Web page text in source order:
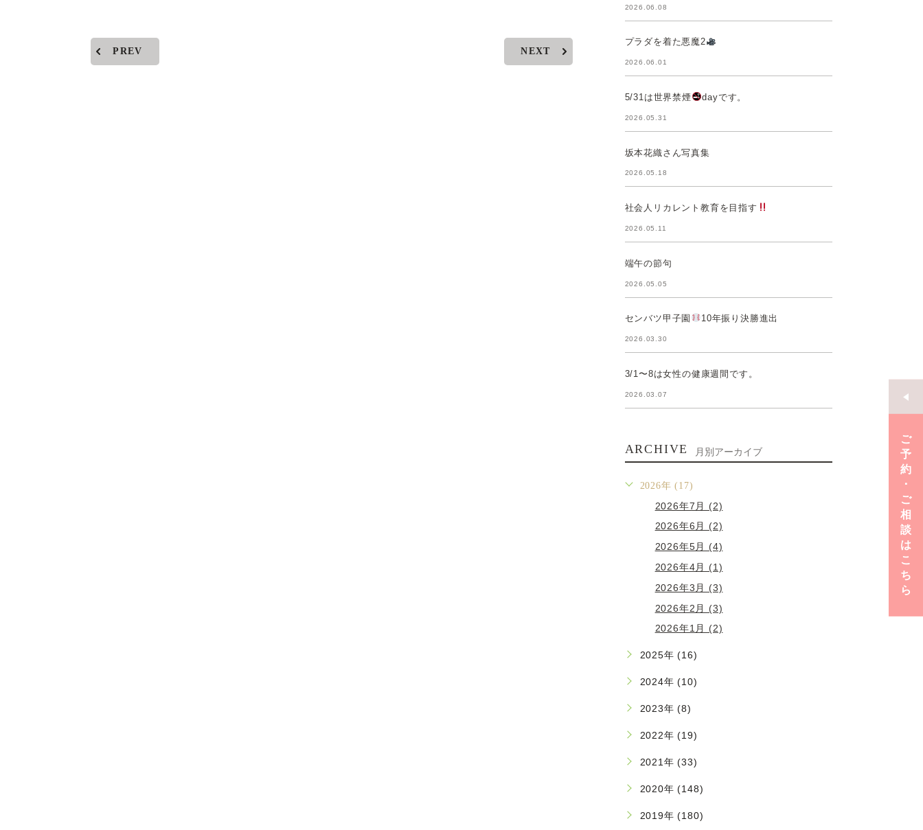
ご
予
約
･
ご
相
談
は
こ
ち
ら
PREV NEXT
2026.06.08
プラダを着た悪魔2
2026.06.01
5/31は世界禁煙 dayです。
2026.05.31
坂本花織さん写真集
2026.05.18
社会人リカレント教育を目指す
2026.05.11
端午の節句
2026.05.05
センバツ甲子園 10年振り決勝進出
2026.03.30
3/1〜8は女性の健康週間です。
2026.03.07
ARCHIVE 月別アーカイブ
2026年 (17)
2026年7月 (2)
2026年6月 (2)
2026年5月 (4)
2026年4月 (1)
2026年3月 (3)
2026年2月 (3)
2026年1月 (2)
2025年 (16)
2024年 (10)
2023年 (8)
2022年 (19)
2021年 (33)
2020年 (148)
2019年 (180)